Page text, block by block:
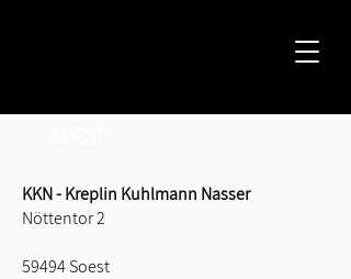
KKN - Kreplin Kuhlmann Nasser
Nöttentor 2
59494 Soest